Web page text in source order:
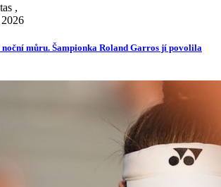
,
můru. Šampionka Roland Garros jí povolila